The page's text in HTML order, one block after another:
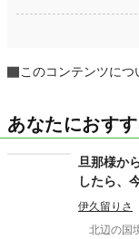
このコンテンツにつ
あなたにおす
旦那様か
したら、
伊久留りさ
北辺の国